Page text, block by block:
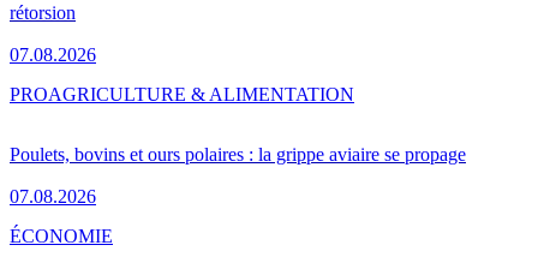
rétorsion
07.08.2026
Poulets, bovins et ours polaires : la grippe aviaire se propage
07.08.2026
PROAGRICULTURE & ALIMENTATION
ÉCONOMIE